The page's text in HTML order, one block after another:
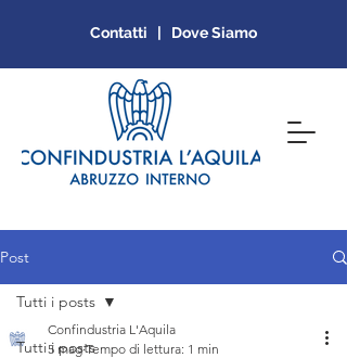
Contatti | Dove Siamo
Post
Tutti i posts
Tutti i posts
Confindustria L'Aquila
5 mag Tempo di lettura: 1 min